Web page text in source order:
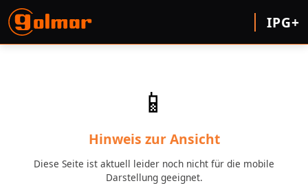
IPG+
📱
Hinweis zur Ansicht
Diese Seite ist aktuell leider noch nicht für die mobile
Darstellung geeignet.